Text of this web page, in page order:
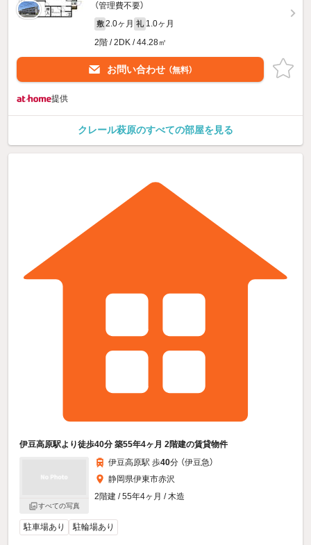
（管理費不要）
敷 2.0ヶ月 礼 1.0ヶ月
2階 / 2DK / 44.28㎡
お問い合わせ （無料）
提供
クレール萩原のすべての部屋を見る
伊豆高原駅より徒歩40分 築55年4ヶ月 2階建の賃貸物件
すべての写真
伊豆高原駅 歩40分 （伊豆急）
静岡県伊東市赤沢
2階建 / 55年4ヶ月 / 木造
駐車場あり 駐輪場あり